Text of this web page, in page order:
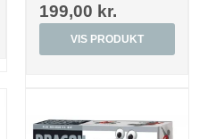
199,00 kr.
VIS PRODUKT